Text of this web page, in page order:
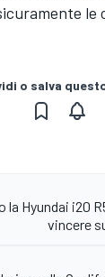
le
o salva
la Hyundai i20
vincere